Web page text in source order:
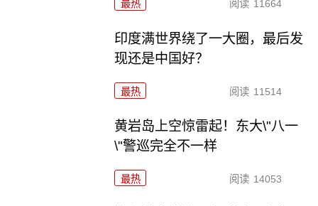
最热 阅读 11664
印度满世界绕了一大圈，最后发
现还是中国好？
最热 阅读 11514
黄岩岛上空惊雷起！东大\"八一
\"警巡完全不一样
最热 阅读 14053